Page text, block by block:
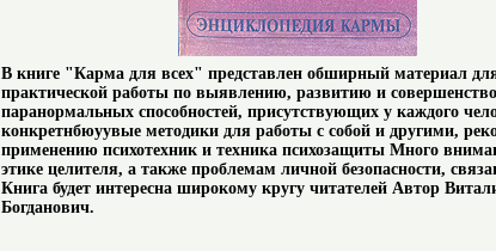
В книге "Карма для всех" представлен обширный материал
практической работы по выявлению, развитию и
паранормальных способностей, присутствующих у каждого
конкретнбюуувые методики для работы с собой и другими,
применению психотехник и техника психозащиты Много
этике целителя, а также проблемам личной безопасности,
Книга будет интересна широкому кругу читателей Автор
Богданович.